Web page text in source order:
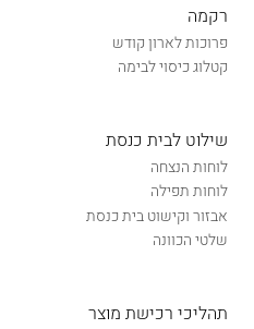
רקמה
פרוכות לארון קודש
קטלוג כיסוי לבימה
שילוט לבית כנסת
לוחות הנצחה
לוחות תפילה
אבזור וקישוט בית כנסת
שלטי הכוונה
תהליכי רכישת מוצר